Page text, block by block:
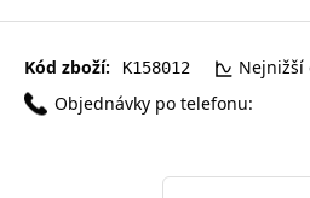
Kód zboží: K158012
Nejnižší
Objednávky po telefonu: